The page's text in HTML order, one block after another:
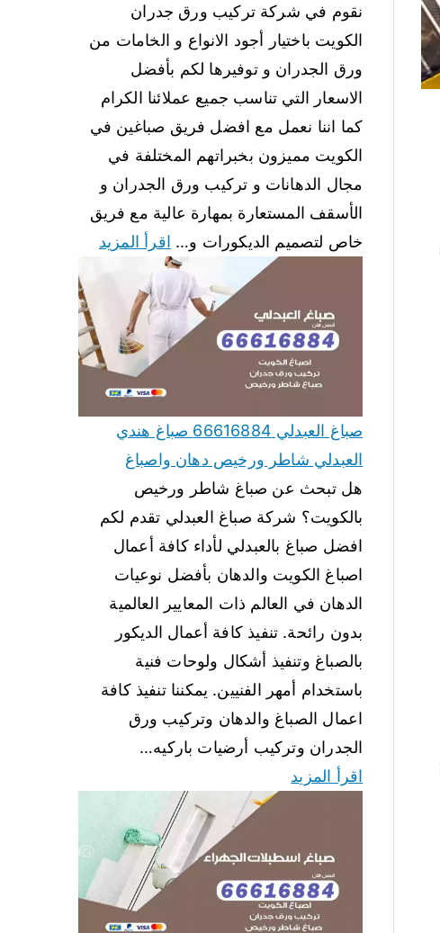
نقوم في شركة تركيب ورق جدران
الكويت باختيار أجود الانواع و الخامات من
ورق الجدران و توفيرها لكم بأفضل
الاسعار التي تناسب جميع عملائنا الكرام
كما اننا نعمل مع افضل فريق صباغين في
الكويت مميزون بخبراتهم المختلفة في
مجال الدهانات و تركيب ورق الجدران و
الأسقف المستعارة بمهارة عالية مع فريق
خاص لتصميم الديكورات و… اقرأ المزيد
صباغ العبدلي 66616884 صباغ هندي
العبدلي شاطر ورخيص دهان واصباغ
هل تبحث عن صباغ شاطر ورخيص
بالكويت؟ شركة صباغ العبدلي تقدم لكم
افضل صباغ بالعبدلي لأداء كافة أعمال
اصباغ الكويت والدهان بأفضل نوعيات
الدهان في العالم ذات المعايير العالمية
بدون رائحة. تنفيذ كافة أعمال الديكور
بالصباغ وتنفيذ أشكال ولوحات فنية
باستخدام أمهر الفنيين. يمكننا تنفيذ كافة
اعمال الصباغ والدهان وتركيب ورق
الجدران وتركيب أرضيات باركيه…
اقرأ المزيد